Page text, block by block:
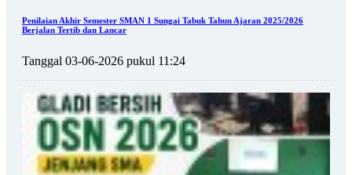
Penilaian Akhir Semester SMAN 1 Sungai Tabuk Tahun Ajaran 2025/2026
Berjalan Tertib dan Lancar
Tanggal 03-06-2026 pukul 11:24